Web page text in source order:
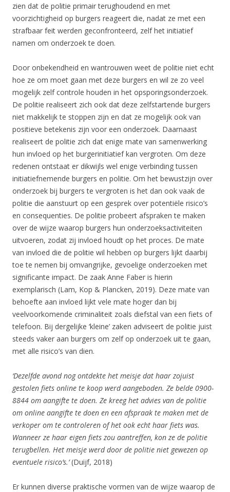
zien dat de politie primair terughoudend en met
voorzichtigheid op burgers reageert die, nadat ze met een
strafbaar feit werden geconfronteerd, zelf het initiatief
namen om onderzoek te doen.
Door onbekendheid en wantrouwen weet de politie niet echt
hoe ze om moet gaan met deze burgers en wil ze zo veel
mogelijk zelf controle houden in het opsporingsonderzoek.
De politie realiseert zich ook dat deze zelfstartende burgers
niet makkelijk te stoppen zijn en dat ze mogelijk ook van
positieve betekenis zijn voor een onderzoek. Daarnaast
realiseert de politie zich dat enige mate van samenwerking
hun invloed op het burgerinitiatief kan vergroten. Om deze
redenen ontstaat er dikwijls wel enige verbinding tussen
initiatiefnemende burgers en politie. Om het bewustzijn over
onderzoek bij burgers te vergroten is het dan ook vaak de
politie die aanstuurt op een gesprek over potentiële risico’s
en consequenties. De politie probeert afspraken te maken
over de wijze waarop burgers hun onderzoeksactiviteiten
uitvoeren, zodat zij invloed houdt op het proces. De mate
van invloed die de politie wil hebben op burgers lijkt daarbij
toe te nemen bij omvangrijke, gevoelige onderzoeken met
significante impact. De zaak Anne Faber is hierin
exemplarisch (Lam, Kop & Plancken, 2019). Deze mate van
behoefte aan invloed lijkt vele mate hoger dan bij
veelvoorkomende criminaliteit zoals diefstal van een fiets of
telefoon. Bij dergelijke ‘kleine’ zaken adviseert de politie juist
steeds vaker aan burgers om zelf op onderzoek uit te gaan,
met alle risico’s van dien.
‘Dezelfde avond nog ontdekte het meisje dat haar zojuist
gestolen fiets online te koop werd aangeboden. Ze belde 0900-
8844 om aangifte te doen. Ze kreeg het advies van de politie
om online aangifte te doen en een afspraak te maken met de
verkoper om te controleren of het ook echt haar fiets was.
Wanneer ze haar eigen fiets zou aantreffen, kon ze de politie
terugbellen. Het meisje werd door de politie niet gewezen op
eventuele risico’s.’(Duijf, 2018)
Er kunnen diverse praktische vormen van de wijze waarop de